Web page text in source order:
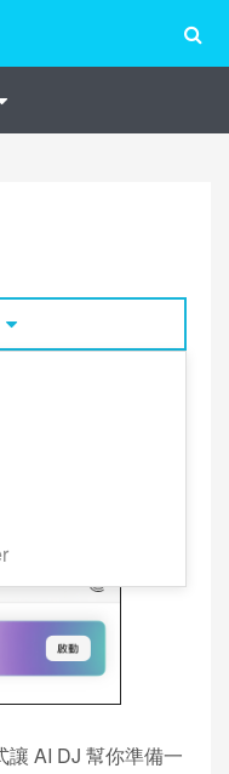
的情境敘述，為你建
」。
AI DJ 幫你準備一